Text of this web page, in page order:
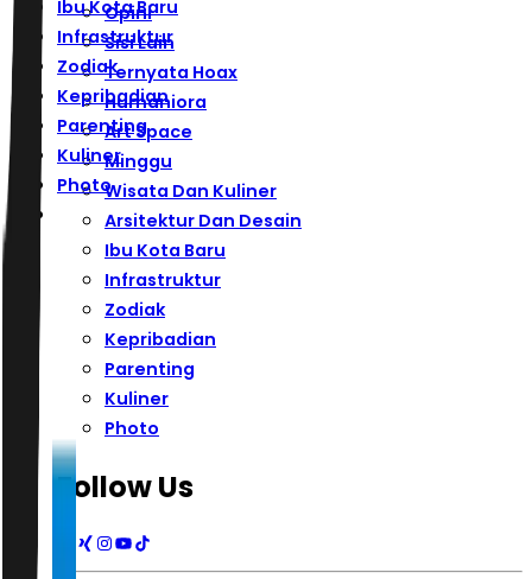
Ibu Kota Baru
Infrastruktur
Zodiak
Kepribadian
Parenting
Kuliner
Photo
Opini
Sisi Lain
Ternyata Hoax
Humaniora
Art Space
Minggu
Wisata Dan Kuliner
Arsitektur Dan Desain
Ibu Kota Baru
Infrastruktur
Zodiak
Kepribadian
Parenting
Kuliner
Photo
Follow Us